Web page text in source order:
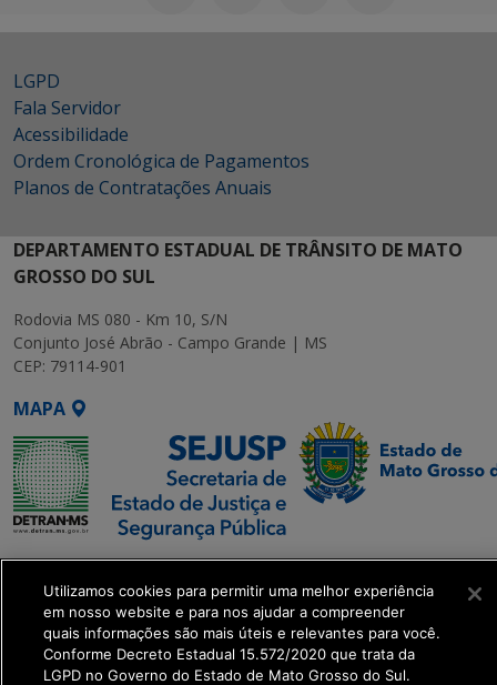
LGPD
Fala Servidor
Acessibilidade
Ordem Cronológica de Pagamentos
Planos de Contratações Anuais
DEPARTAMENTO ESTADUAL DE TRÂNSITO DE MATO
GROSSO DO SUL
Rodovia MS 080 - Km 10, S/N
Conjunto José Abrão - Campo Grande | MS
CEP: 79114-901
MAPA
SETDIG | Secretaria-
Executiva de
Transformação Digital
get_footer();
Utilizamos cookies para permitir uma melhor experiência
em nosso website e para nos ajudar a compreender
quais informações são mais úteis e relevantes para você.
Conforme Decreto Estadual 15.572/2020 que trata da
LGPD no Governo do Estado de Mato Grosso do Sul.